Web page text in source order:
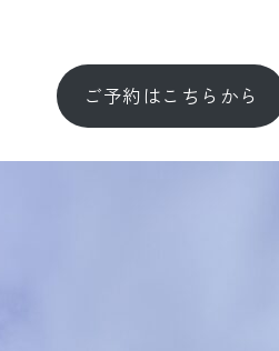
ご予約はこちらから